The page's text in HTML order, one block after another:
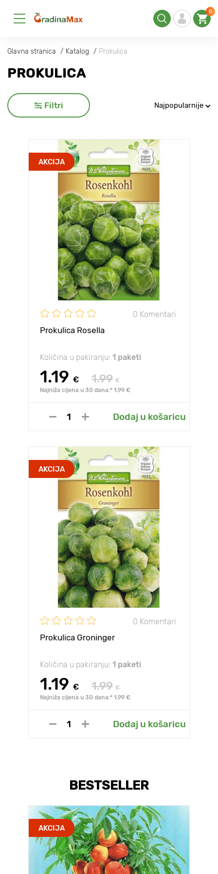
0
Glavna stranica Katalog Prokulica
PROKULICA
Filtri Najpopularnije
AKCIJA
0 Komentari
Prokulica Rosella
Količina u pakiranju: 1 paketi
1.19 € 1.99 €
Najniža cijena u 30 dana:* 1.99 €
Dodaj u košaricu
AKCIJA
0 Komentari
Prokulica Groninger
Količina u pakiranju: 1 paketi
1.19 € 1.99 €
Najniža cijena u 30 dana:* 1.99 €
Dodaj u košaricu
BESTSELLER
AKCIJA